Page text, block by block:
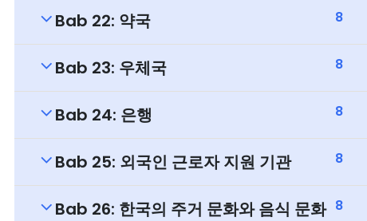
Bab 22: 약국 8
Bab 23: 우체국 8
Bab 24: 은행 8
Bab 25: 외국인 근로자 지원 기관 8
Bab 26: 한국의 주거 문화와 음식 문화 8